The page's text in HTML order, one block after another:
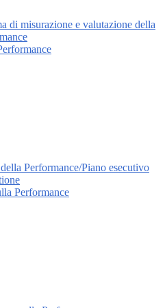
di misurazione e valutazione della
Performance/Piano esecutivo
Performance